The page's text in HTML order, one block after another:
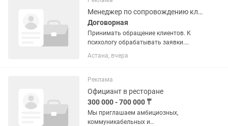
детей,свое...
Менеджер по сопровождению клиентов
Договорная
Принимать обращение клиентов. К
психологу обрабатывать заявки.
Создавать группы для проведения
семинаров.
Астана, вчера
Реклама
Официант в ресторане
300 000 - 700 000 ₸
Мы приглашаем амбициозных,
коммуникабельных и